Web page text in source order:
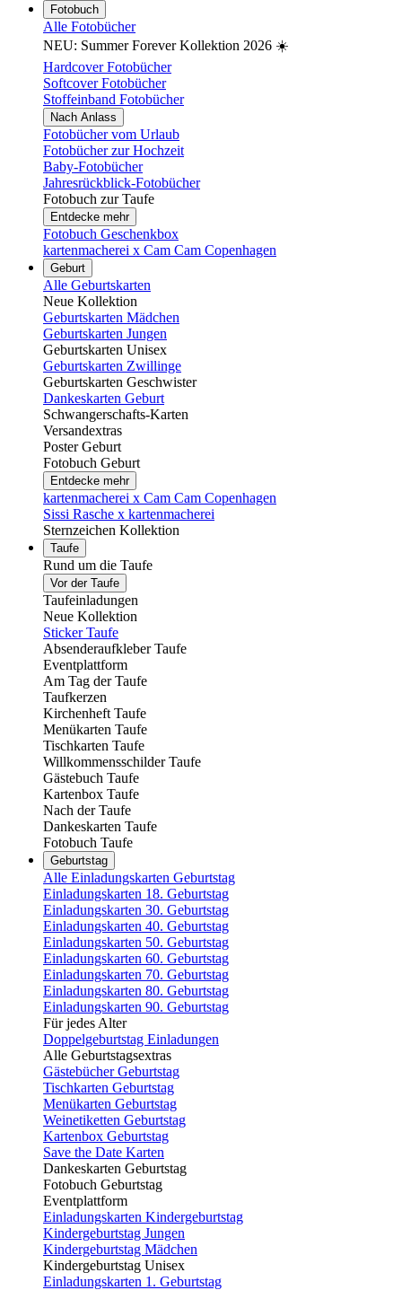
Fotobuch
Alle Fotobücher
NEU: Summer Forever Kollektion 2026 ☀️
Hardcover Fotobücher
Softcover Fotobücher
Stoffeinband Fotobücher
Nach Anlass
Fotobücher vom Urlaub
Fotobücher zur Hochzeit
Baby-Fotobücher
Jahresrückblick-Fotobücher
Fotobuch zur Taufe
Entdecke mehr
Fotobuch Geschenkbox
kartenmacherei x Cam Cam Copenhagen
Geburt
Alle Geburtskarten
Neue Kollektion
Geburtskarten Mädchen
Geburtskarten Jungen
Geburtskarten Unisex
Geburtskarten Zwillinge
Geburtskarten Geschwister
Dankeskarten Geburt
Schwangerschafts-Karten
Versandextras
Poster Geburt
Fotobuch Geburt
Entdecke mehr
kartenmacherei x Cam Cam Copenhagen
Sissi Rasche x kartenmacherei
Sternzeichen Kollektion
Taufe
Rund um die Taufe
Vor der Taufe
Taufeinladungen
Neue Kollektion
Sticker Taufe
Absenderaufkleber Taufe
Eventplattform
Am Tag der Taufe
Taufkerzen
Kirchenheft Taufe
Menükarten Taufe
Tischkarten Taufe
Willkommensschilder Taufe
Gästebuch Taufe
Kartenbox Taufe
Nach der Taufe
Dankeskarten Taufe
Fotobuch Taufe
Geburtstag
Alle Einladungskarten Geburtstag
Einladungskarten 18. Geburtstag
Einladungskarten 30. Geburtstag
Einladungskarten 40. Geburtstag
Einladungskarten 50. Geburtstag
Einladungskarten 60. Geburtstag
Einladungskarten 70. Geburtstag
Einladungskarten 80. Geburtstag
Einladungskarten 90. Geburtstag
Für jedes Alter
Doppelgeburtstag Einladungen
Alle Geburtstagsextras
Gästebücher Geburtstag
Tischkarten Geburtstag
Menükarten Geburtstag
Weinetiketten Geburtstag
Kartenbox Geburtstag
Save the Date Karten
Dankeskarten Geburtstag
Fotobuch Geburtstag
Eventplattform
Einladungskarten Kindergeburtstag
Kindergeburtstag Jungen
Kindergeburtstag Mädchen
Kindergeburtstag Unisex
Einladungskarten 1. Geburtstag